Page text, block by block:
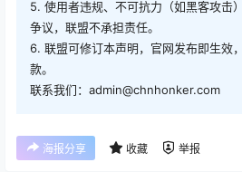
5. 使用者违规、不可抗力（如黑客攻击
争议，联盟不承担责任。
6. 联盟可修订本声明，官网发布即生效
款。
联系我们：admin@chnhonker.com
海报分享 收藏 举报